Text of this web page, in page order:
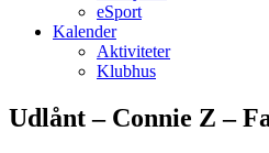
eSport
Kalender
Aktiviteter
Klubhus
Udlånt – Connie Z –